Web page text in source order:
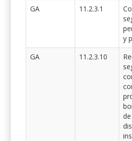
GA
11.2.3.1
y
GA
11.2.3.10